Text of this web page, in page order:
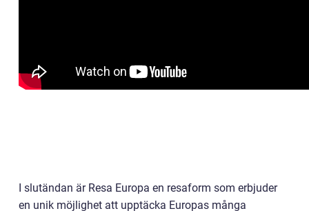
I slutändan är Resa Europa en resaform som erbjuder
en unik möjlighet att upptäcka Europas många